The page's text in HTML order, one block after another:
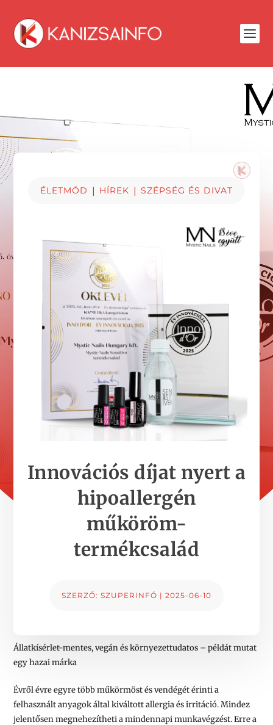
ÉLETMÓD | HÍREK | SZÉPSÉG ÉS DIVAT
Innovációs díjat nyert a
hipoallergén
műköröm-
termékcsalád
SZERZŐ: SZUPERINFÓ | 2025-06-10
Állatkísérlet-mentes, vegán és környezettudatos – példát mutat
egy hazai márka
Évről évre egyre több műkörmöst és vendégét érinti a
felhasznált anyagok által kiváltott allergia és irritáció. Mindez
jelentősen megnehezítheti a mindennapi munkavégzést. Erre a